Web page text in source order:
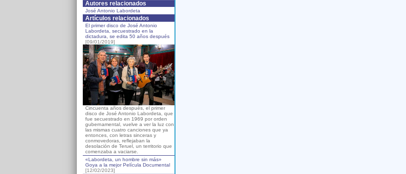
Autores relacionados
José Antonio Labordeta
Artículos relacionados
El primer disco de José Antonio
Labordeta, secuestrado en la
dictadura, se edita 50 años después
[09/01/2019]
Cincuenta años después, el primer
disco de José Antonio Labordeta, que
fue secuestrado en 1969 por orden
gubernamental, vuelve a ver la luz con
las mismas cuatro canciones que ya
entonces, con letras sinceras y
conmovedoras, reflejaban la
desolación de Teruel, un territorio que
comenzaba a vaciarse.
«Labordeta, un hombre sin más»
Goya a la mejor Película Documental
[12/02/2023]